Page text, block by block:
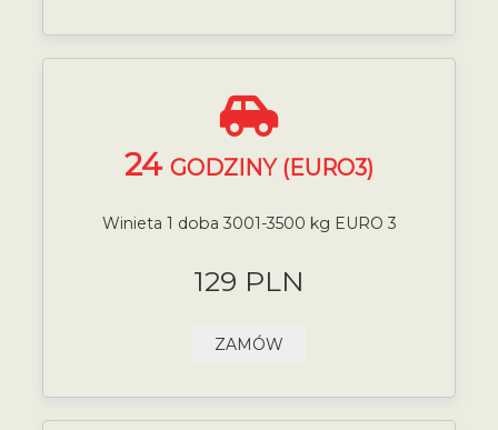
24 GODZINY (EURO3)
Winieta 1 doba 3001-3500 kg EURO 3
129 PLN
ZAMÓW